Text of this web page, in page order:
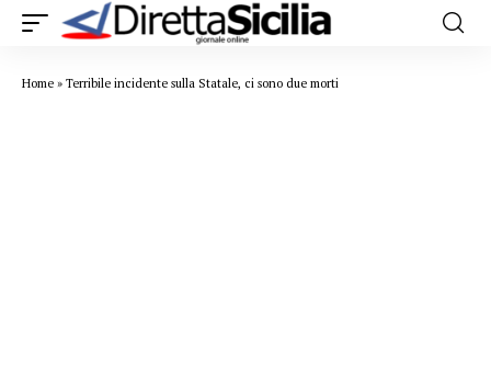
Home » Terribile incidente sulla Statale, ci sono due morti